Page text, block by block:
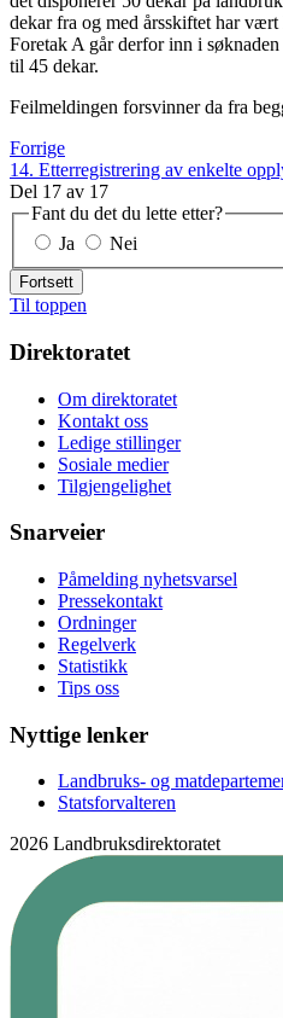
dekar fra og med årsskiftet har
Foretak A går derfor inn i
til 45 dekar.
Feilmeldingen forsvinner da fra
Forrige
14. Etterregistrering av enkelte
Del 17 av 17
Fant du det du lette etter?
Ja
Nei
Fortsett
Til toppen
Direktoratet
Om direktoratet
Kontakt oss
Ledige stillinger
Sosiale medier
Tilgjengelighet
Snarveier
Påmelding nyhetsvarsel
Pressekontakt
Ordninger
Regelverk
Statistikk
Tips oss
Nyttige lenker
Landbruks- og
Statsforvalteren
2026 Landbruksdirektoratet